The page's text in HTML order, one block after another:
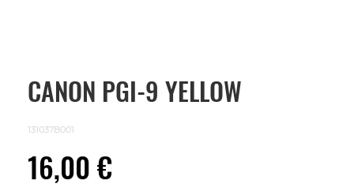
CANON PGI-9 YELLOW
131037B001
16,00 €
Skip
images
gallery